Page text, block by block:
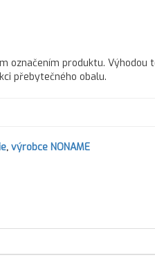
označením produktu. Výhodou
přebytečného obalu.
, výrobce NONAME